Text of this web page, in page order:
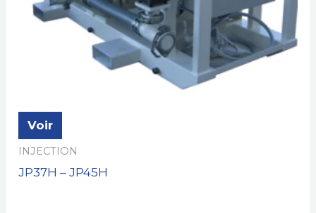
Voir
INJECTION
JP37H – JP45H